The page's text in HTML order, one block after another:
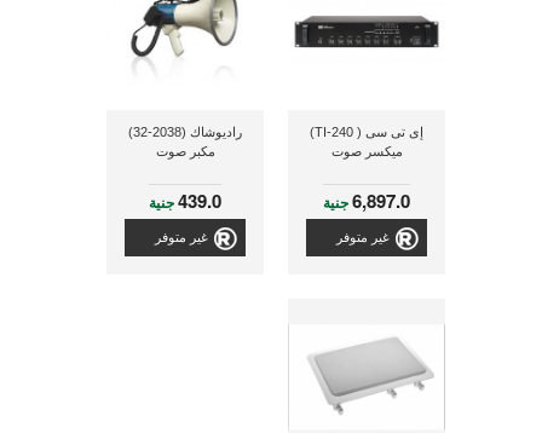
إى تى سى ( TI-240)
ميكسر صوت
6,897.0جنية
غير متوفر
راديوشاك (2038-32)
مكبر صوت
439.0جنية
غير متوفر